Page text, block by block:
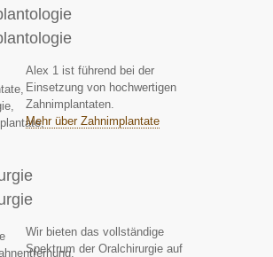
Alex 1 ist führend bei der
Einsetzung von hochwertigen
Zahnimplantaten.
Mehr über Zahnimplantate
Wir bieten das vollständige
Spektrum der Oralchirurgie auf